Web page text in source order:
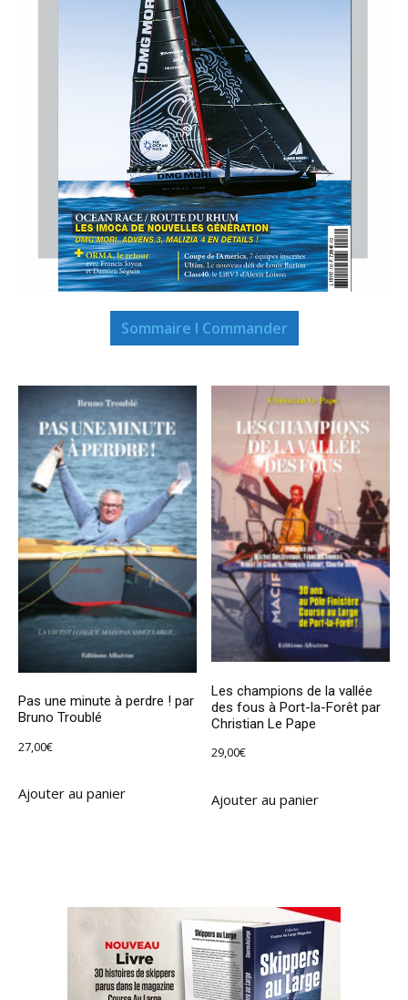
Sommaire I Commander
Pas une minute à perdre ! par
Bruno Troublé
27,00€
Ajouter au panier
Les champions de la vallée
des fous à Port-la-Forêt par
Christian Le Pape
29,00€
Ajouter au panier